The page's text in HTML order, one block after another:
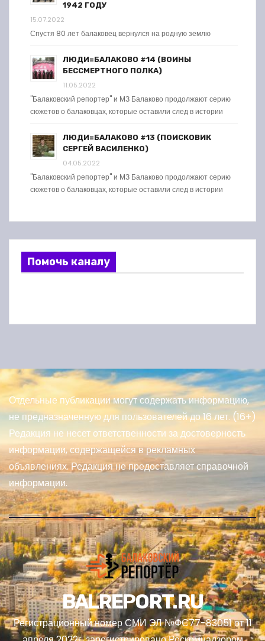
1942 ГОДУ
15.07.2022
Спустя 80 лет балаковец вернулся на родную землю
ЛЮДИ=БАЛАКОВО #14 (ВОИНЫ
БЕССМЕРТНОГО ПОЛКА)
11.05.2022
"Балаковский репортер" и МЗ Балаково продолжают серию
сюжетов о балаковцах, которые оставили след в истории
ЛЮДИ=БАЛАКОВО #13 (ПОИСКОВИК
СЕРГЕЙ ВАСИЛЕНКО)
04.05.2022
"Балаковский репортер" и МЗ Балаково продолжают серию
сюжетов о балаковцах, которые оставили след в истории
Помочь каналу
Отдельные публикации могут содержать информацию,
не предназначенную для пользователей до 16 лет. (16+)
Редакция не несет ответственности за достоверность
информации, содержащейся в рекламных
объявлениях. Редакция не предоставляет справочной
информации.
BALREPORT.RU
Регистрационный номер СМИ ЭЛ №ФС77-83051 от 11